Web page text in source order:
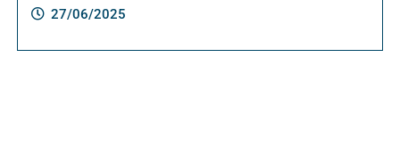
27/06/2025